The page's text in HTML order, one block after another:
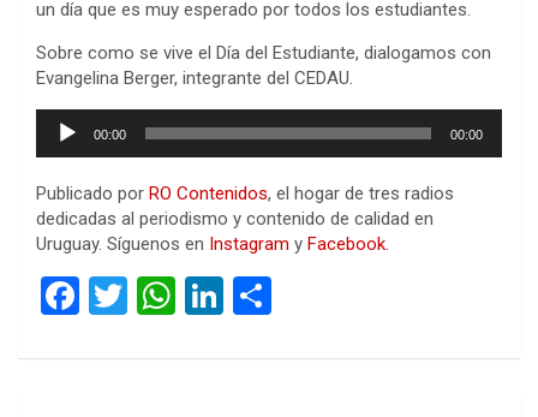
un día que es muy esperado por todos los estudiantes.
Sobre como se vive el Día del Estudiante, dialogamos con
Evangelina Berger, integrante del CEDAU.
Reproductor
00:00 00:00
Publicado por RO Contenidos, el hogar de tres radios
dedicadas al periodismo y contenido de calidad en
Uruguay. Síguenos en Instagram y Facebook
F
ce
T
tt
W
at
Li
ke m